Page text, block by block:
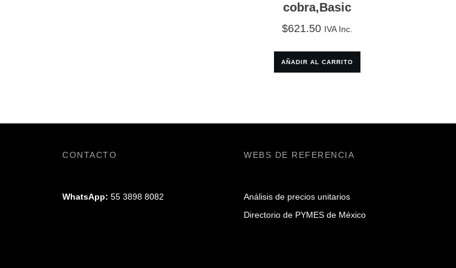
cobra,Basic
$621.50 IVA Inc.
AÑADIR AL CARRITO
CONTACTO
WhatsApp: 55 3898 8082
WEBS DE REFERENCIA
Análisis de precios unitarios
Directorio de PYMES de México